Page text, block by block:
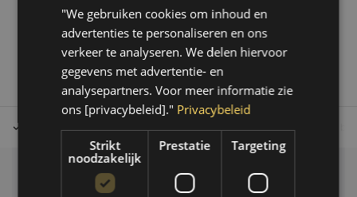
1
Tot 30 dagen retour sturen. Op werkdagen voor 14.00 uur
Klantenservice
"We gebruiken cookies om inhoud en
advertenties te personaliseren en ons
verkeer te analyseren. We delen hiervoor
gegevens met advertentie- en
analysepartners. Voor meer informatie zie
ons [privacybeleid]." Privacybeleid
Strikt
noodzakelijk
Prestatie Targeting